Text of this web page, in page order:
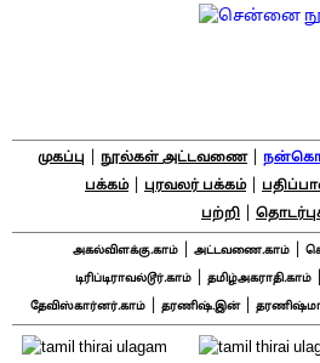
முகப்பு நூல்கள் அட்டவணை|
பக்கம்| புரவலர் பக்கம்|
பற்றி
அகல்விளக்கு.காம் அட்டவணை.காம்
டிரிப்டிராவல்டூர்.காம்| தமிழ்அகராதி.காம்|
தேவிஸ்கார்னர்.காம் தரணிஷ்.இன்|